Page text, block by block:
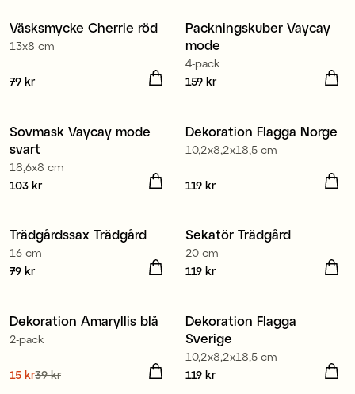
Nyhet
Väsksmycke Cherrie röd
13x8 cm
Pris:
79 kr
Packningskuber Vaycay
mode
4-pack
Pris :159 kr
159 kr
Sovmask Vaycay mode
svart
18,6x8 cm
Pris :103 kr
103 kr
Dekoration Flagga Norge
10,2x8,2x18,5 cm
Pris:119 kr
119 kr
Trädgårdssax Trädgård
16 cm
Pris:
79 kr
Sekatör Trädgård
20 cm
Pris:119 kr
119 kr
Dekoration Amaryllis blå
2-pack
Nuvarande pris
15 kr39 kr
Dekoration Flagga
Sverige
10,2x8,2x18,5 cm
Pris:119 kr
119 kr